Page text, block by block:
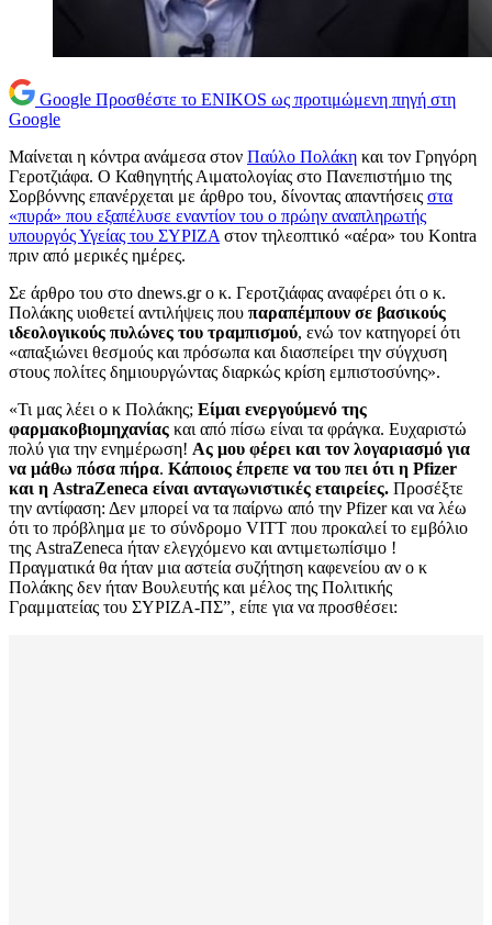
Google Προσθέστε το ENIKOS ως προτιμώμενη πηγή στη
Google
Μαίνεται η κόντρα ανάμεσα στον Παύλο Πολάκη και τον Γρηγόρη
Γεροτζιάφα. Ο Καθηγητής Αιματολογίας στο Πανεπιστήμιο της
Σορβόννης επανέρχεται με άρθρο του, δίνοντας απαντήσεις στα
«πυρά» που εξαπέλυσε εναντίον του ο πρώην αναπληρωτής
υπουργός Υγείας του ΣΥΡΙΖΑ στον τηλεοπτικό «αέρα» του Kontra
πριν από μερικές ημέρες.
Σε άρθρο του στο dnews.gr ο κ. Γεροτζιάφας αναφέρει ότι ο κ.
Πολάκης υιοθετεί αντιλήψεις που παραπέμπουν σε βασικούς
ιδεολογικούς πυλώνες του τραμπισμού, ενώ τον κατηγορεί ότι
«απαξιώνει θεσμούς και πρόσωπα και διασπείρει την σύγχυση
στους πολίτες δημιουργώντας διαρκώς κρίση εμπιστοσύνης».
«Τι μας λέει ο κ Πολάκης; Είμαι ενεργούμενό της
φαρμακοβιομηχανίας και από πίσω είναι τα φράγκα. Ευχαριστώ
πολύ για την ενημέρωση! Ας μου φέρει και τον λογαριασμό για
να μάθω πόσα πήρα. Κάποιος έπρεπε να του πει ότι η Pfizer
και η AstraZeneca είναι ανταγωνιστικές εταιρείες. Προσέξτε
την αντίφαση: Δεν μπορεί να τα παίρνω από την Pfizer και να λέω
ότι το πρόβλημα με το σύνδρομο VITT που προκαλεί το εμβόλιο
της AstraZeneca ήταν ελεγχόμενο και αντιμετωπίσιμο !
Πραγματικά θα ήταν μια αστεία συζήτηση καφενείου αν ο κ
Πολάκης δεν ήταν Βουλευτής και μέλος της Πολιτικής
Γραμματείας του ΣΥΡΙΖΑ-ΠΣ”, είπε για να προσθέσει: